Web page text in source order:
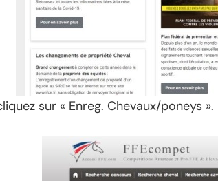
sur « Enreg. Chevaux/poneys ».